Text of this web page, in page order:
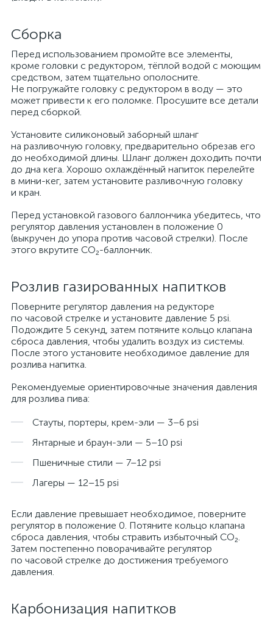
Сборка
Перед использованием промойте все элементы,
кроме головки с редуктором, тёплой водой с моющим
средством, затем тщательно ополосните.
Не погружайте головку с редуктором в воду — это
может привести к его поломке. Просушите все детали
перед сборкой.
Установите силиконовый заборный шланг
на разливочную головку, предварительно обрезав его
до необходимой длины. Шланг должен доходить почти
до дна кега. Хорошо охлаждённый напиток перелейте
в мини-кег, затем установите разливочную головку
и кран.
Перед установкой газового баллончика убедитесь, что
регулятор давления установлен в положение 0
(выкручен до упора против часовой стрелки). После
этого вкрутите CO₂-баллончик.
Розлив газированных напитков
Поверните регулятор давления на редукторе
по часовой стрелке и установите давление 5 psi.
Подождите 5 секунд, затем потяните кольцо клапана
сброса давления, чтобы удалить воздух из системы.
После этого установите необходимое давление для
розлива напитка.
Рекомендуемые ориентировочные значения давления
для розлива пива:
Стауты, портеры, крем-эли — 3–6 psi
Янтарные и браун-эли — 5–10 psi
Пшеничные стили — 7–12 psi
Лагеры — 12–15 psi
Если давление превышает необходимое, поверните
регулятор в положение 0. Потяните кольцо клапана
сброса давления, чтобы стравить избыточный CO₂.
Затем постепенно поворачивайте регулятор
по часовой стрелке до достижения требуемого
давления.
Карбонизация напитков